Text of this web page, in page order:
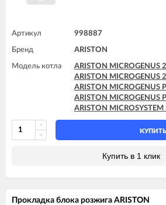
Артикул 998887
Бренд ARISTON
Модель котла
ARISTON MICROGENUS
ARISTON MICROGENUS
ARISTON MICROGENUS
ARISTON MICROGENUS
ARISTON MICROSYSTEM
КУПИТЬ
Купить в 1 клик
Прокладка блока розжига ARISTON